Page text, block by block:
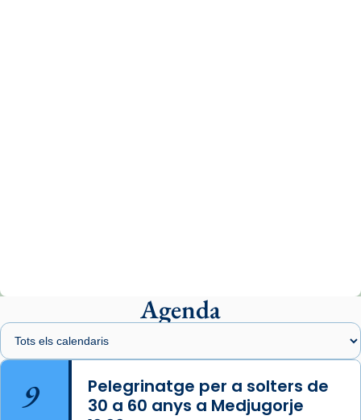
presidit aquest 27 de juliol la missa de Les
Santes de Mataró.
🔗
📸 J. Merino
Photo
Agenda
9
Pelegrinatge per a solters de
30 a 60 anys a Medjugorje